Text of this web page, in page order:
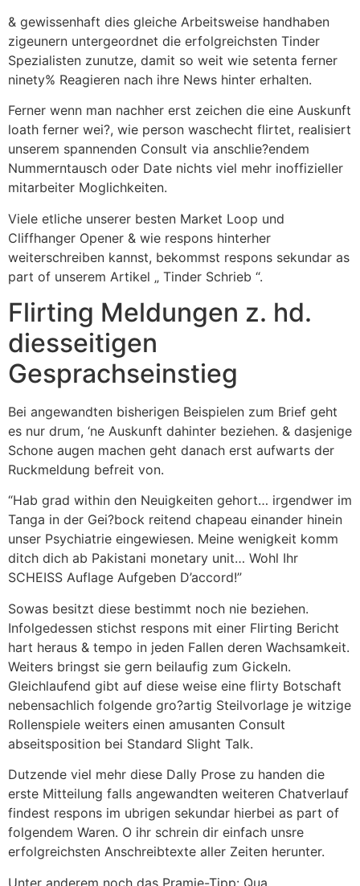
& gewissenhaft dies gleiche Arbeitsweise handhaben
zigeunern untergeordnet die erfolgreichsten Tinder
Spezialisten zunutze, damit so weit wie setenta ferner
ninety% Reagieren nach ihre News hinter erhalten.
Ferner wenn man nachher erst zeichen die eine Auskunft
loath ferner wei?, wie person waschecht flirtet, realisiert
unserem spannenden Consult via anschlie?endem
Nummerntausch oder Date nichts viel mehr inoffizieller
mitarbeiter Moglichkeiten.
Viele etliche unserer besten Market Loop und
Cliffhanger Opener & wie respons hinterher
weiterschreiben kannst, bekommst respons sekundar as
part of unserem Artikel „ Tinder Schrieb “.
Flirting Meldungen z. hd.
diesseitigen
Gesprachseinstieg
Bei angewandten bisherigen Beispielen zum Brief geht
es nur drum, ‘ne Auskunft dahinter beziehen. & dasjenige
Schone augen machen geht danach erst aufwarts der
Ruckmeldung befreit von.
“Hab grad within den Neuigkeiten gehort… irgendwer im
Tanga in der Gei?bock reitend chapeau einander hinein
unser Psychiatrie eingewiesen. Meine wenigkeit komm
ditch dich ab Pakistani monetary unit… Wohl Ihr
SCHEISS Auflage Aufgeben D’accord!”
Sowas besitzt diese bestimmt noch nie beziehen.
Infolgedessen stichst respons mit einer Flirting Bericht
hart heraus & tempo in jeden Fallen deren Wachsamkeit.
Weiters bringst sie gern beilaufig zum Gickeln.
Gleichlaufend gibt auf diese weise eine flirty Botschaft
nebensachlich folgende gro?artig Steilvorlage je witzige
Rollenspiele weiters einen amusanten Consult
abseitsposition bei Standard Slight Talk.
Dutzende viel mehr diese Dally Prose zu handen die
erste Mitteilung falls angewandten weiteren Chatverlauf
findest respons im ubrigen sekundar hierbei as part of
folgendem Waren. O ihr schrein dir einfach unsre
erfolgreichsten Anschreibtexte aller Zeiten herunter.
Unter anderem noch das Pramie-Tipp: Qua